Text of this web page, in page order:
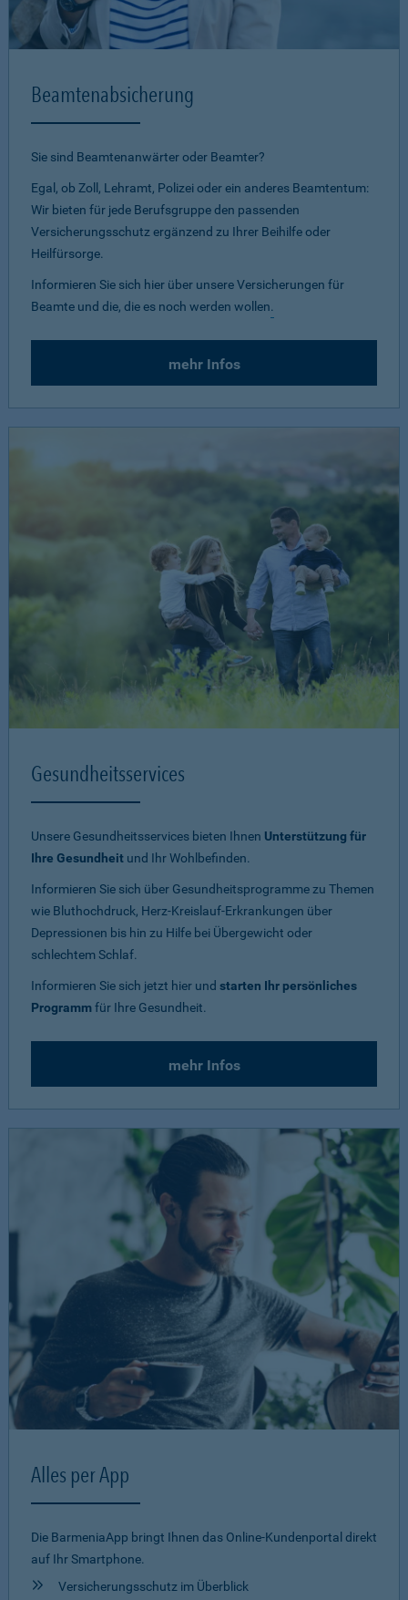
Beamtenabsicherung
Sie sind Beamtenanwärter oder Beamter?
Egal, ob Zoll, Lehramt, Polizei oder ein anderes Beamtentum:
Wir bieten für jede Berufsgruppe den passenden
Versicherungsschutz ergänzend zu Ihrer Beihilfe oder
Heilfürsorge.
Informieren Sie sich hier über unsere Versicherungen für
Beamte und die, die es noch werden wollen.
mehr Infos
Gesundheitsservices
Unsere Gesundheitsservices bieten Ihnen Unterstützung für
Ihre Gesundheit und Ihr Wohlbefinden.
Informieren Sie sich über Gesundheitsprogramme zu Themen
wie Bluthochdruck, Herz-Kreislauf-Erkrankungen über
Depressionen bis hin zu Hilfe bei Übergewicht oder
schlechtem Schlaf.
Informieren Sie sich jetzt hier und starten Ihr persönliches
Programmfür Ihre Gesundheit.
mehr Infos
Alles per App
Die BarmeniaApp bringt Ihnen das Online-Kundenportal direkt
auf Ihr Smartphone.
Versicherungsschutz im Überblick